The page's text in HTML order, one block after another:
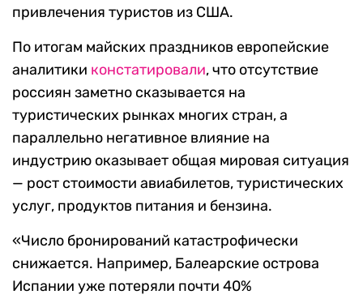
привлечения туристов из США.
По итогам майских праздников европейские
аналитики констатировали, что отсутствие
россиян заметно сказывается на
туристических рынках многих стран, а
параллельно негативное влияние на
индустрию оказывает общая мировая ситуация
— рост стоимости авиабилетов, туристических
услуг, продуктов питания и бензина.
«Число бронирований катастрофически
снижается. Например, Балеарские острова
Испании уже потеряли почти 40%